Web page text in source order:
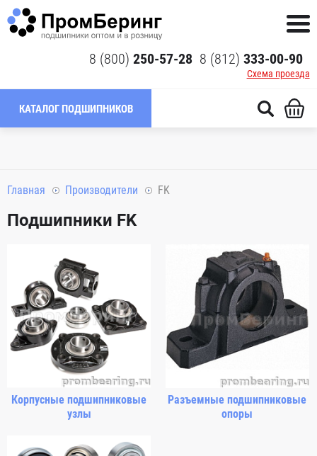
8 (800) 250-57-28 8 (812) 333-00-90
Схема проезда
КАТАЛОГ ПОДШИПНИКОВ
Главная Производители FK
Подшипники FK
Корпусные подшипниковые
узлы
Разъемные подшипниковые
опоры